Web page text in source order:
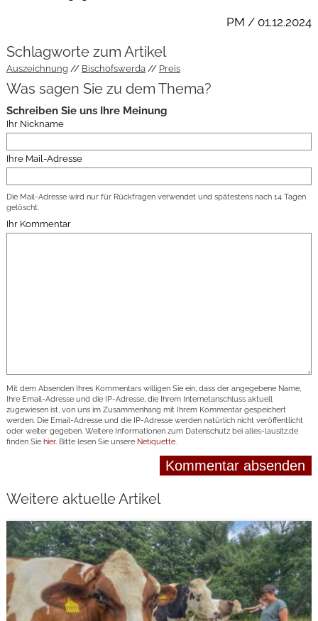
PM / 01.12.2024
Schlagworte zum Artikel
Auszeichnung Bischofswerda Preis
Was sagen Sie zu dem Thema?
Schreiben Sie uns Ihre Meinung
Ihr Nickname
Ihre Mail-Adresse
Die Mail-Adresse wird nur für Rückfragen verwendet und spätestens nach 14 Tagen
gelöscht.
Ihr Kommentar
Mit dem Absenden Ihres Kommentars willigen Sie ein, dass der angegebene Name,
Ihre Email-Adresse und die IP-Adresse, die Ihrem Internetanschluss aktuell
zugewiesen ist, von uns im Zusammenhang mit Ihrem Kommentar gespeichert
werden. Die Email-Adresse und die IP-Adresse werden natürlich nicht veröffentlicht
oder weiter gegeben. Weitere Informationen zum Datenschutz bei alles-lausitz.de
finden Sie hier. Bitte lesen Sie unsere Netiquette.
Weitere aktuelle Artikel
weiterlesen